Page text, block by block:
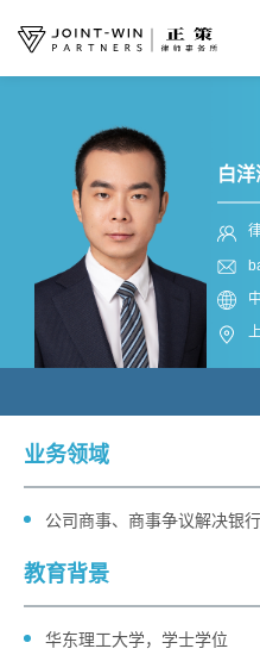
白洋
业务领域
公司商事、商事争议解决银
教育背景
华东理工大学，学士学位